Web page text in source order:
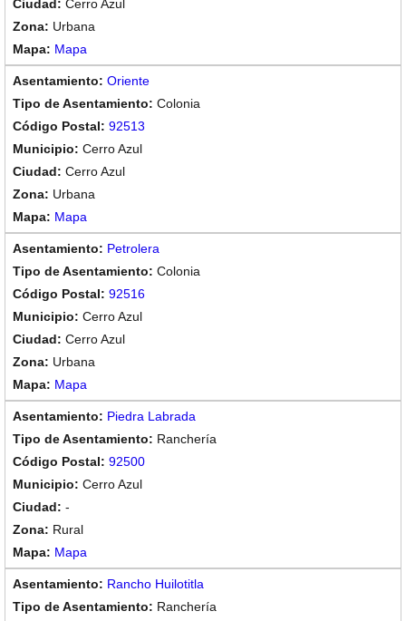
Cerro Azul
Urbana
Mapa
Oriente
Colonia
92513
Cerro Azul
Cerro Azul
Urbana
Mapa
Petrolera
Colonia
92516
Cerro Azul
Cerro Azul
Urbana
Mapa
Piedra Labrada
Ranchería
92500
Cerro Azul
-
Rural
Mapa
Rancho Huilotitla
Ranchería